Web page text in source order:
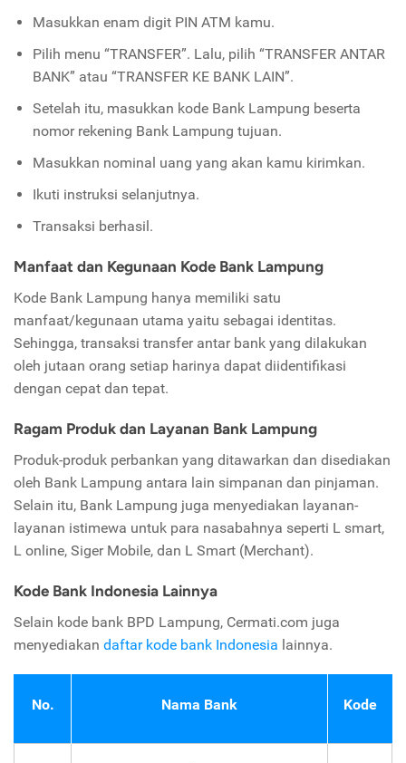
Masukkan enam digit PIN ATM kamu.
Pilih menu “TRANSFER”. Lalu, pilih “TRANSFER ANTAR
BANK” atau “TRANSFER KE BANK LAIN”.
Setelah itu, masukkan kode Bank Lampung beserta
nomor rekening Bank Lampung tujuan.
Masukkan nominal uang yang akan kamu kirimkan.
Ikuti instruksi selanjutnya.
Transaksi berhasil.
Manfaat dan Kegunaan Kode Bank Lampung
Kode Bank Lampung hanya memiliki satu
manfaat/kegunaan utama yaitu sebagai identitas.
Sehingga, transaksi transfer antar bank yang dilakukan
oleh jutaan orang setiap harinya dapat diidentifikasi
dengan cepat dan tepat.
Ragam Produk dan Layanan Bank Lampung
Produk-produk perbankan yang ditawarkan dan disediakan
oleh Bank Lampung antara lain simpanan dan pinjaman.
Selain itu, Bank Lampung juga menyediakan layanan-
layanan istimewa untuk para nasabahnya seperti L smart,
L online, Siger Mobile, dan L Smart (Merchant).
Kode Bank Indonesia Lainnya
Selain kode bank BPD Lampung, Cermati.com juga
menyediakan daftar kode bank Indonesia lainnya.
No. Nama Bank Kode